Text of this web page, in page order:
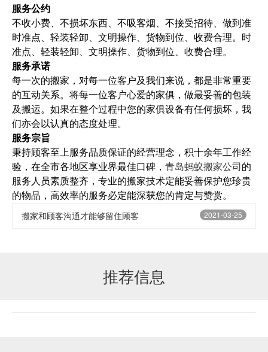
服务公约
不收小费、不损坏东西、不吸客烟、不接受招待、做到准
时准点、轻装轻卸、文明操作、货物到位、收费合理。时
准点、轻装轻卸、文明操作、货物到位、收费合理。
服务承诺
每一次的搬家，对每一位客户及我们来说，都是非常重要
的互动关系。将每一位客户心爱的家俱，做最妥善的包装
及搬运。如果在整个过程中您的家俱设备有任何损坏，我
们亦会以认真的态度处理。
服务宗旨
秉持顾客至上服务品质保证的经营理念，积十余年工作经
验，在全市各地区享业界最佳口碑， 青岛蚂蚁搬家公司的
服务人员素质整齐，专业的搬家技术定能妥善保护您珍贵
的物品，高效率的服务必定能深获您的肯定与赞赏。
2021-03-25
搬家和顾客沟通才能够留住顾客
推荐信息